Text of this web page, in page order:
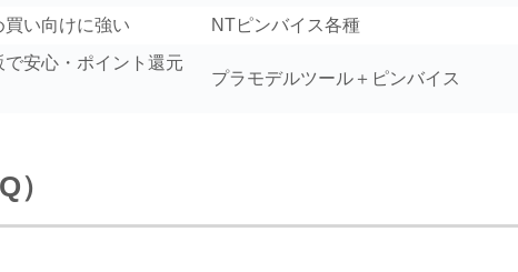
い向けに強い NTピンバイス各種
安心・ポイント還元
プラモデルツール＋ピンバイス
）